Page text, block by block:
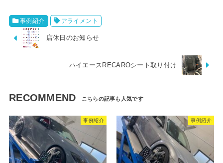
事例紹介 アライメント
店休日のお知らせ
ハイエースRECAROシート取り付け
RECOMMEND
事例紹介 事例紹介